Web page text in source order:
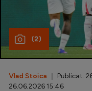
Fotbal
Special
Diverse
Inedit
(2)
Vlad Stoica | Publicat:
26.06.2026 15:46